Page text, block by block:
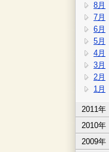
8月
7月
6月
5月
4月
3月
2月
1月
2011年
2010年
2009年